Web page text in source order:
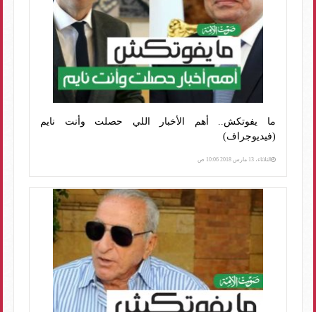
ما يفوتكش.. أهم الأخبار اللي حصلت وأنت نايم
(فيديوجراف)
الثلاثاء، 13 مارس 2018 10:06 ص